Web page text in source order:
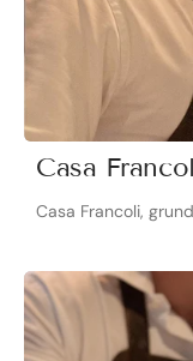
Casa
Casa Francoli,